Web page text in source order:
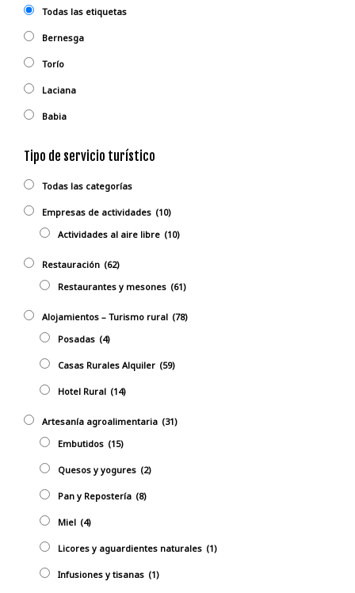
Todas las etiquetas
Bernesga
Torío
Laciana
Babia
Tipo de servicio turístico
Todas las categorías
Empresas de actividades (10)
Actividades al aire libre (10)
Restauración (62)
Restaurantes y mesones (61)
Alojamientos – Turismo rural (78)
Posadas (4)
Casas Rurales Alquiler (59)
Hotel Rural (14)
Artesanía agroalimentaria (31)
Embutidos (15)
Quesos y yogures (2)
Pan y Repostería (8)
Miel (4)
Licores y aguardientes naturales (1)
Infusiones y tisanas (1)